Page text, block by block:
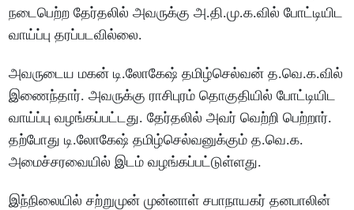
நடைபெற்ற தேர்தலில் அவருக்கு அ.தி.மு.க.வில் போட்டியிட
வாய்ப்பு தரப்படவில்லை.
அவருடைய மகன் டி.லோகேஷ் தமிழ்செல்வன் த.வெ.க.வில்
இணைந்தார். அவருக்கு ராசிபுரம் தொகுதியில் போட்டியிட
வாய்ப்பு வழங்கப்பட்டது. தேர்தலில் அவர் வெற்றி பெற்றார்.
தற்போது டி.லோகேஷ் தமிழ்செல்வனுக்கும் த.வெ.க.
அமைச்சரவையில் இடம் வழங்கப்பட்டுள்ளது.
இந்நிலையில் சற்றுமுன் முன்னாள் சபாநாயகர் தனபாலின்